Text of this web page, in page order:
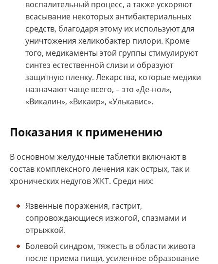
воспалительный процесс, а также ускоряют
всасывание некоторых антибактериальных
средств, благодаря этому их используют для
уничтожения хеликобактер пилори. Кроме
того, медикаменты этой группы стимулируют
синтез естественной слизи и образуют
защитную пленку. Лекарства, которые медики
назначают чаще всего, – это «Де-нол»,
«Викалин», «Викаир», «Улькавис».
Показания к применению
В основном желудочные таблетки включают в
состав комплексного лечения как острых, так и
хронических недугов ЖКТ. Среди них:
Язвенные поражения, гастрит,
сопровождающиеся изжогой, спазмами и
отрыжкой.
Болевой синдром, тяжесть в области живота
после приема пищи, усиленное образование